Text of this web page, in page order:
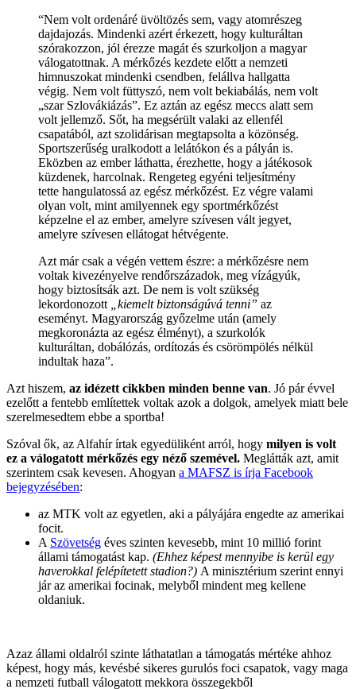
“Nem volt ordenáré üvöltözés sem, vagy atomrészeg
dajdajozás. Mindenki azért érkezett, hogy kulturáltan
szórakozzon, jól érezze magát és szurkoljon a magyar
válogatottnak. A mérkőzés kezdete előtt a nemzeti
himnuszokat mindenki csendben, felállva hallgatta
végig. Nem volt füttyszó, nem volt bekiabálás, nem volt
„szar Szlovákiázás”. Ez aztán az egész meccs alatt sem
volt jellemző. Sőt, ha megsérült valaki az ellenfél
csapatából, azt szolidárisan megtapsolta a közönség.
Sportszerűség uralkodott a lelátókon és a pályán is.
Eközben az ember láthatta, érezhette, hogy a játékosok
küzdenek, harcolnak. Rengeteg egyéni teljesítmény
tette hangulatossá az egész mérkőzést. Ez végre valami
olyan volt, mint amilyennek egy sportmérkőzést
képzelne el az ember, amelyre szívesen vált jegyet,
amelyre szívesen ellátogat hétvégente.
Azt már csak a végén vettem észre: a mérkőzésre nem
voltak kivezényelve rendőrszázadok, meg vízágyúk,
hogy biztosítsák azt. De nem is volt szükség
lekordonozott
„kiemelt biztonságúvá tenni” az
eseményt. Magyarország győzelme után (amely
megkoronázta az egész élményt), a szurkolók
kulturáltan, dobálózás, ordítozás és csörömpölés nélkül
indultak haza”.
Azt hiszem, az idézett cikkben minden benne van. Jó pár évvel
ezelőtt a fentebb említettek voltak azok a dolgok, amelyek miatt bele
szerelmesedtem ebbe a sportba!
Szóval ők, az Alfahír írtak egyedüliként arról, hogy milyen is volt
ez a válogatott mérkőzés egy néző szemével. Meglátták azt, amit
szerintem csak kevesen. Ahogyan a MAFSZ is írja Facebook
bejegyzésében:
az MTK volt az egyetlen, aki a pályájára engedte az amerikai
focit.
A Szövetség éves szinten kevesebb, mint 10 millió forint
állami támogatást kap. (Ehhez képest mennyibe is kerül egy
haverokkal felépítetett stadion?) A minisztérium szerint ennyi
jár az amerikai focinak, melyből mindent meg kellene
oldaniuk.
Azaz állami oldalról szinte láthatatlan a támogatás mértéke ahhoz
képest, hogy más, kevésbé sikeres gurulós foci csapatok, vagy maga
a nemzeti futball válogatott mekkora összegekből